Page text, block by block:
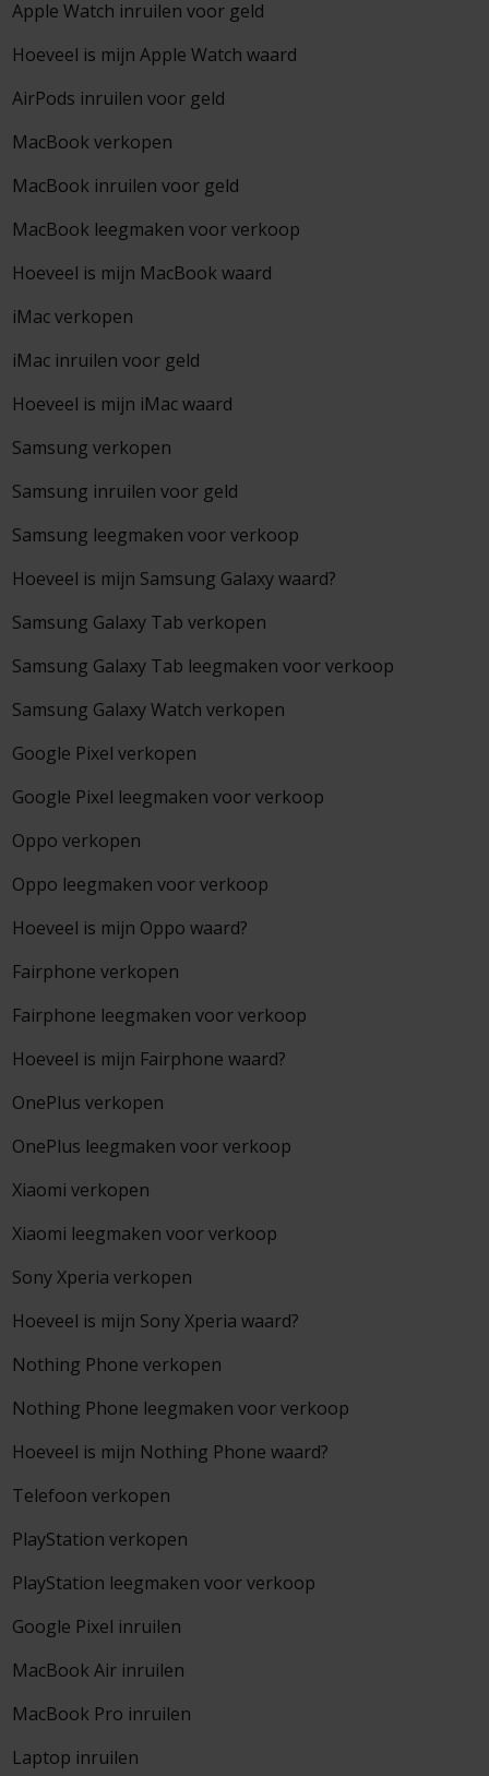
Apple Watch inruilen voor geld
Hoeveel is mijn Apple Watch waard
AirPods inruilen voor geld
MacBook verkopen
MacBook inruilen voor geld
MacBook leegmaken voor verkoop
Hoeveel is mijn MacBook waard
iMac verkopen
iMac inruilen voor geld
Hoeveel is mijn iMac waard
Samsung verkopen
Samsung inruilen voor geld
Samsung leegmaken voor verkoop
Hoeveel is mijn Samsung Galaxy waard?
Samsung Galaxy Tab verkopen
Samsung Galaxy Tab leegmaken voor verkoop
Samsung Galaxy Watch verkopen
Google Pixel verkopen
Google Pixel leegmaken voor verkoop
Oppo verkopen
Oppo leegmaken voor verkoop
Hoeveel is mijn Oppo waard?
Fairphone verkopen
Fairphone leegmaken voor verkoop
Hoeveel is mijn Fairphone waard?
OnePlus verkopen
OnePlus leegmaken voor verkoop
Xiaomi verkopen
Xiaomi leegmaken voor verkoop
Sony Xperia verkopen
Hoeveel is mijn Sony Xperia waard?
Nothing Phone verkopen
Nothing Phone leegmaken voor verkoop
Hoeveel is mijn Nothing Phone waard?
Telefoon verkopen
PlayStation verkopen
PlayStation leegmaken voor verkoop
Google Pixel inruilen
MacBook Air inruilen
MacBook Pro inruilen
Laptop inruilen